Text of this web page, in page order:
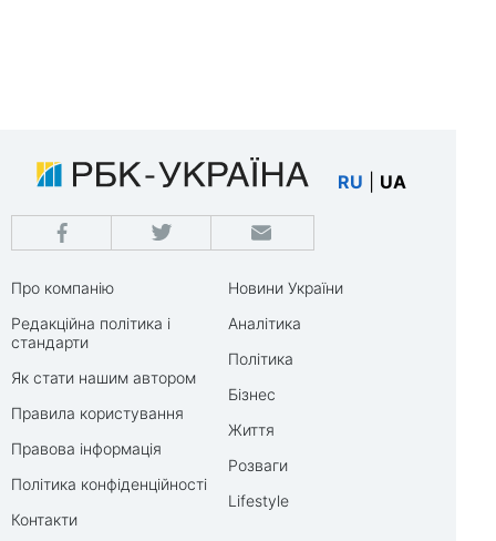
RU UA
Про компанію
Редакційна політика і
стандарти
Як стати нашим автором
Правила користування
Правова інформація
Політика конфіденційності
Контакти
Новини України
Аналітика
Політика
Бізнес
Життя
Розваги
Lifestyle